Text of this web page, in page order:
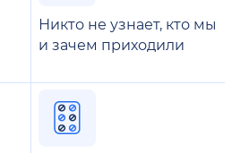
Никто не узнает, кто мы
и зачем приходили